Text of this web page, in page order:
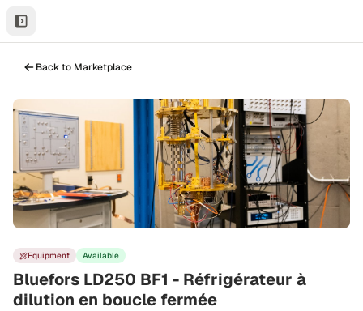
Back to Marketplace
Equipment Available
Bluefors LD250 BF1 - Réfrigérateur à
dilution en boucle fermée